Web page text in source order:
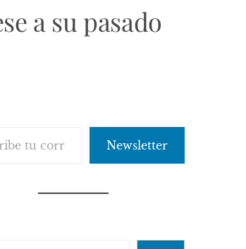
a su pasado
Newsletter